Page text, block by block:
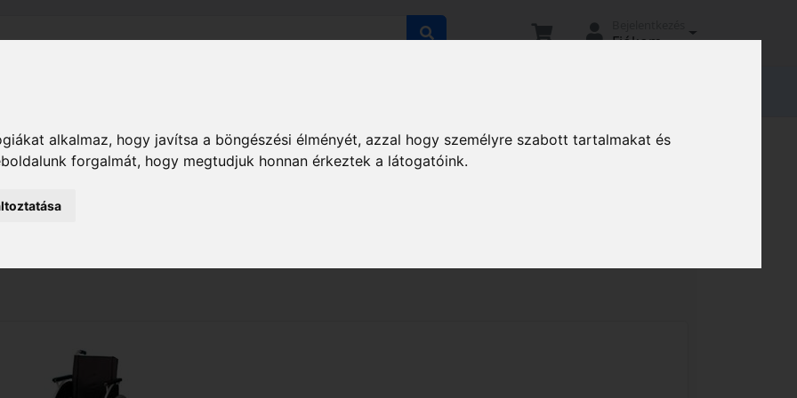
alkalmaz, hogy javítsa a böngészési élményét, azzal hogy személyre szabott tartalmakat és
forgalmát, hogy megtudjuk honnan érkeztek a látogatóink.
Fiókom
Kerekesszékek